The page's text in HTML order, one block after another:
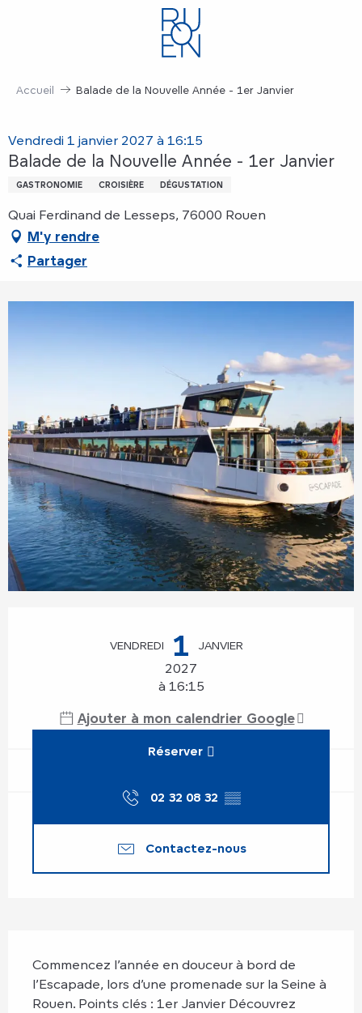
Accueil Balade de la Nouvelle Année - 1er Janvier
Vendredi 1 janvier 2027 à 16:15
Balade de la Nouvelle Année - 1er Janvier
GASTRONOMIE CROISIÈRE DÉGUSTATION
Quai Ferdinand de Lesseps, 76000 Rouen
M'y rendre
Partager
VENDREDI 1 JANVIER
2027
à 16:15
Ajouter à mon calendrier Google
Réserver
02 32 08 32 ▒▒
Contactez-nous
Commencez l’année en douceur à bord de
l’Escapade, lors d’une promenade sur la Seine à
Rouen. Points clés : 1er Janvier Découvrez